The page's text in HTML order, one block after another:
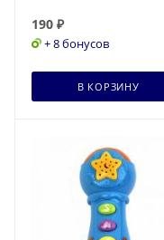
190 ₽
+ 8 бонусов
В КОРЗИНУ